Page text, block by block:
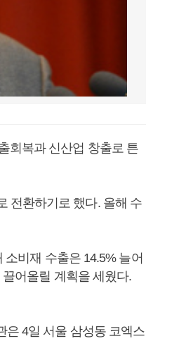
회복과 신산업 창출로 튼
전환하기로 했다. 올해 수
비재 수출은 14.5% 늘어
어올릴 계획을 세웠다.
은 4일 서울 삼성동 코엑스